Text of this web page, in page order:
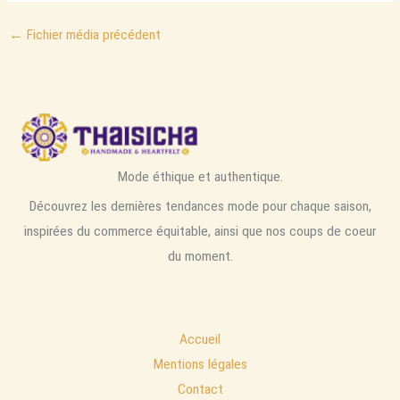
← Fichier média précédent
Mode éthique et authentique.
Découvrez les dernières tendances mode pour chaque saison,
inspirées du commerce équitable, ainsi que nos coups de coeur
du moment.
Accueil
Mentions légales
Contact